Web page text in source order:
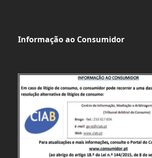
Informação ao Consumidor